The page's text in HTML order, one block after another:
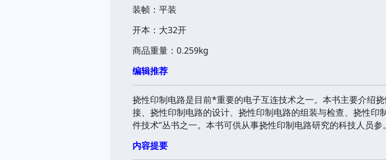
装帧：平装
开本：大32开
商品重量：0.259kg
编辑推荐
挠性印制电路是目前*重要的电子互连技术之一。本书主要介绍
接、挠性印制电路的设计、挠性印制电路的组装与检查、挠性印
件技术”丛书之一。本书可供从事挠性印制电路研究的科技人员参。
内容提要